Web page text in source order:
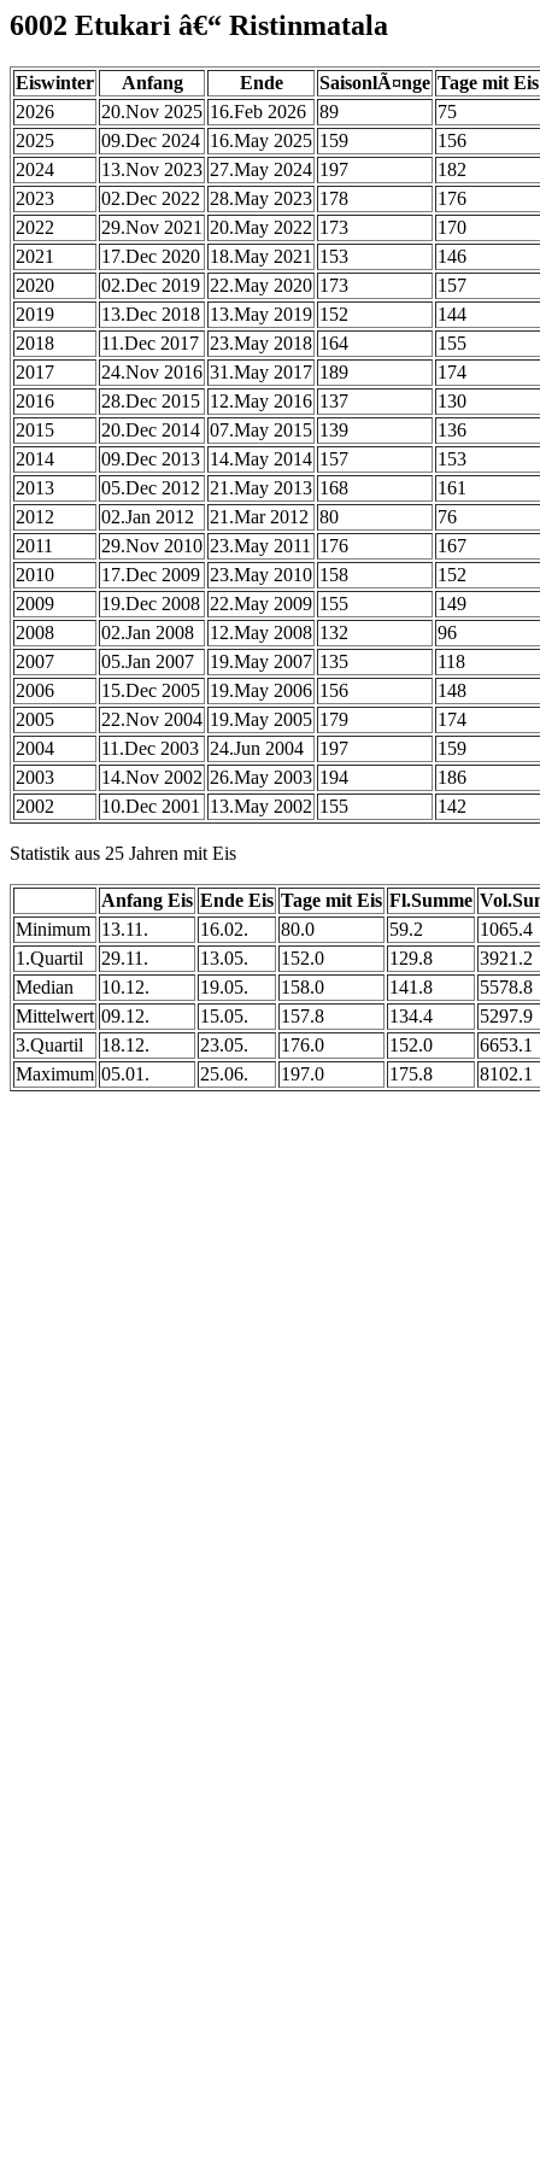
6002 Etukari â€“ Ristinmatala
Eiswinter Anfang Ende SaisonlÃ¤nge Tage mit Eis
2026
20.Nov 2025 16.Feb 2026 89
75
2025
09.Dec 2024 16.May 2025 159
156
2024
13.Nov 2023 27.May 2024 197
182
2023
02.Dec 2022 28.May 2023 178
176
2022
29.Nov 2021 20.May 2022 173
170
2021
17.Dec 2020 18.May 2021 153
146
2020
02.Dec 2019 22.May 2020 173
157
2019
13.Dec 2018 13.May 2019 152
144
2018
11.Dec 2017 23.May 2018 164
155
2017
24.Nov 2016 31.May 2017 189
174
2016
28.Dec 2015 12.May 2016 137
130
2015
20.Dec 2014 07.May 2015 139
136
2014
09.Dec 2013 14.May 2014 157
153
2013
05.Dec 2012 21.May 2013 168
161
2012
02.Jan 2012 21.Mar 2012 80
76
2011
29.Nov 2010 23.May 2011 176
167
2010
17.Dec 2009 23.May 2010 158
152
2009
19.Dec 2008 22.May 2009 155
149
2008
02.Jan 2008 12.May 2008 132
96
2007
05.Jan 2007 19.May 2007 135
118
2006
15.Dec 2005 19.May 2006 156
148
2005
22.Nov 2004 19.May 2005 179
174
2004
11.Dec 2003 24.Jun 2004 197
159
2003
14.Nov 2002 26.May 2003 194
186
2002
10.Dec 2001 13.May 2002 155 142
Statistik aus 25 Jahren mit Eis
Anfang Eis Ende Eis Tage mit Eis Fl.Summe
Minimum 13.11. 16.02. 80.0 59.2
1065.4
1.Quartil
29.11. 13.05. 152.0 129.8
3921.2
Median
10.12. 19.05. 158.0 141.8
5578.8
Mittelwert 09.12. 15.05. 157.8 134.4
5297.9
3.Quartil
18.12. 23.05. 176.0 152.0
6653.1
Maximum 05.01. 25.06. 197.0 175.8 8102.1